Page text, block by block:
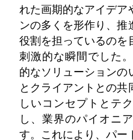
れた画期的なアイデア
ンの多くを形作り、推
役割を担っているのを
刺激的な瞬間でした
的なソリューションの
とクライアントとの
しいコンセプトとテ
し、業界のパイオニ
す。これにより、パー